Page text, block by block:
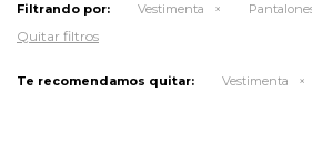
Filtrando por: Vestimenta
Quitar filtros
Te recomendamos quitar: Vestimenta